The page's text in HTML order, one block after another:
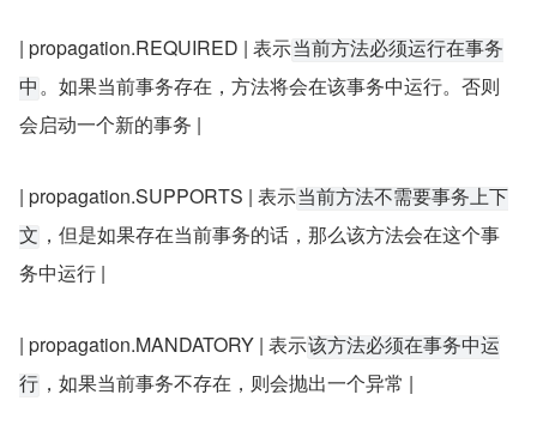
| propagation.REQUIRED | 表示当前方法必须运行在事务
中 。如果当前事务存在，方法将会在该事务中运行。否则
会启动一个新的事务 |
| propagation.SUPPORTS | 表示当前方法不需要事务上下
文 ，但是如果存在当前事务的话，那么该方法会在这个事
务中运行 |
| propagation.MANDATORY | 表示该方法必须在事务中运
行 ，如果当前事务不存在，则会抛出一个异常 |